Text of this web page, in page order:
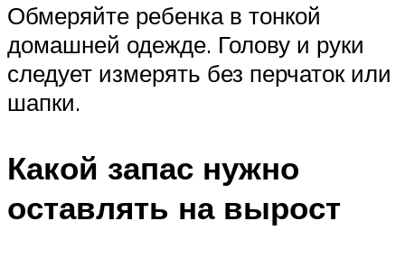
Обмеряйте ребенка в тонкой
домашней одежде. Голову и руки
следует измерять без перчаток или
шапки.
Какой запас нужно
оставлять на вырост